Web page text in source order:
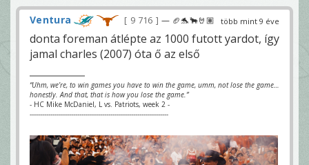
több mint 9 éve
Ventura 9 716 — 🏈🐬🐂🤘🏽
donta foreman átlépte az 1000 futott yardot, így
jamal charles (2007) óta ő az első
“Uhm, we’re, to win games you have to win the game, umm, not lose the game…
honestly. And that, that is how you lose the game.”
- HC Mike McDaniel, L vs. Patriots, week 2 -
-------------------------------------------------------------------